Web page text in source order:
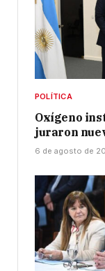
POLÍTICA
Oxígeno
juraron
6 de agosto de